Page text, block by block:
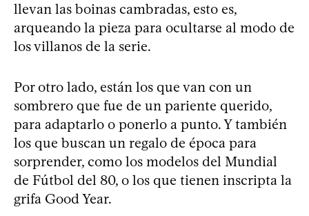
llevan las boinas cambradas, esto es,
arqueando la pieza para ocultarse al modo de
los villanos de la serie.
Por otro lado, están los que van con un
sombrero que fue de un pariente querido,
para adaptarlo o ponerlo a punto. Y también
los que buscan un regalo de época para
sorprender, como los modelos del Mundial
de Fútbol del 80, o los que tienen inscripta la
grifa Good Year.